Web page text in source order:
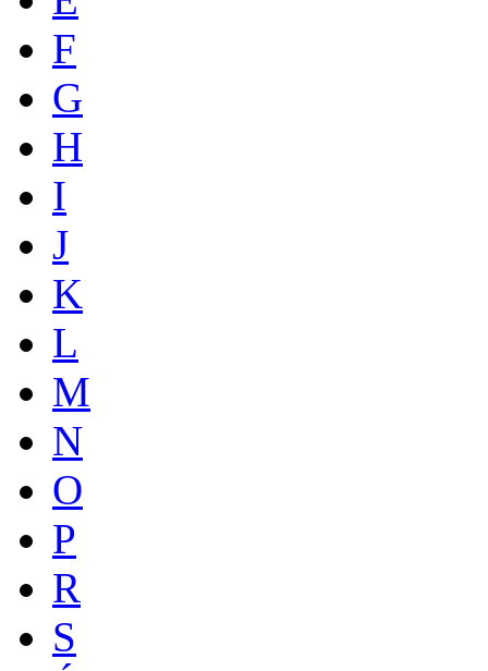
F
G
H
I
J
K
L
M
N
O
P
R
S